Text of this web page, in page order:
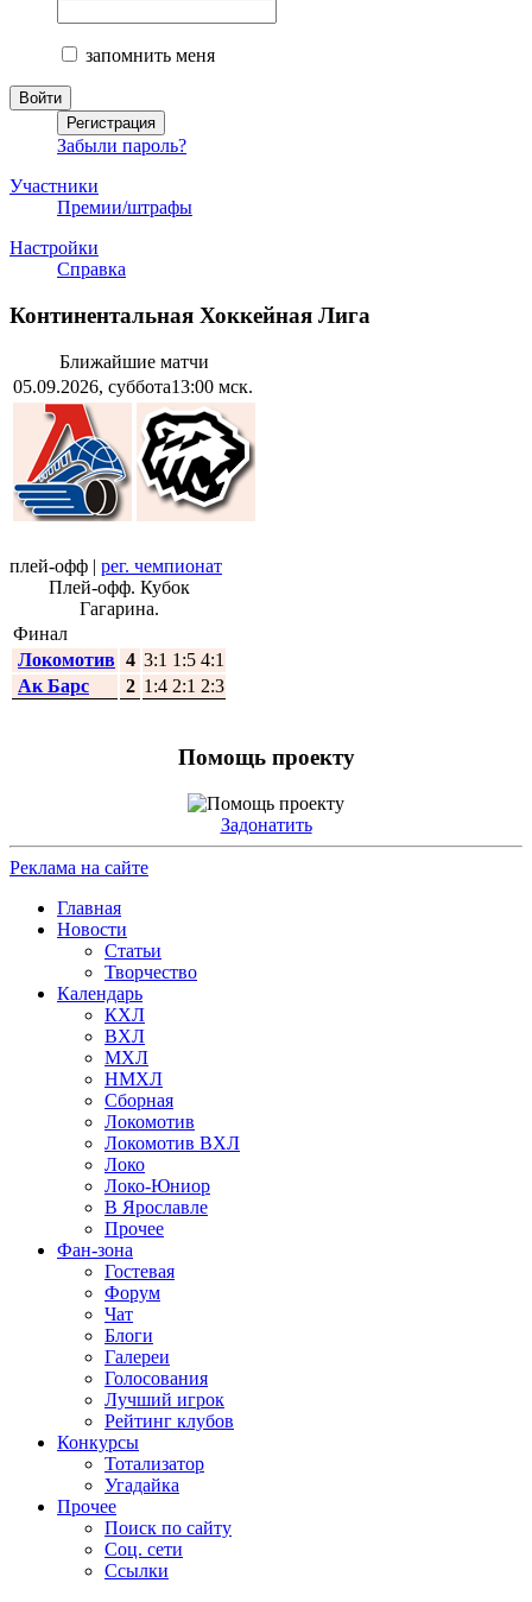
запомнить меня
Забыли пароль?
Участники
Премии/штрафы
Настройки
Справка
Континентальная Хоккейная Лига
Ближайшие матчи
05.09.2026, суббота13:00 мск.
плей-офф | рег. чемпионат
Плей-офф. Кубок
Гагарина.
Финал
Локомотив 4 3:1 1:5 4:1
Ак Барс
2 1:4 2:1 2:3
Помощь проекту
Задонатить
Реклама на сайте
Главная
Новости
Статьи
Творчество
Календарь
КХЛ
ВХЛ
МХЛ
НМХЛ
Сборная
Локомотив
Локомотив ВХЛ
Локо
Локо-Юниор
В Ярославле
Прочее
Фан-зона
Гостевая
Форум
Чат
Блоги
Галереи
Голосования
Лучший игрок
Рейтинг клубов
Конкурсы
Тотализатор
Угадайка
Прочее
Поиск по сайту
Соц. сети
Ссылки